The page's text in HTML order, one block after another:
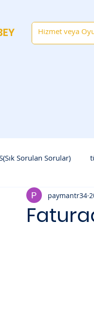
Anasayfa
Sorulan Sorular)
paymantr34